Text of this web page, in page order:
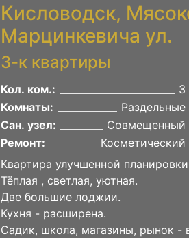
Кисловодск,
Марцинкевича ул.
3-к квартиры
Кол. ком.:
3
Комнаты:
Раздельные
Сан. узел:
Совмещенный
Ремонт:
Косметический
Квартира улучшенной
Тёплая , светлая, уютная.
Две большие лоджии.
Кухня - расширена.
Садик, школа, магазины, рынок -